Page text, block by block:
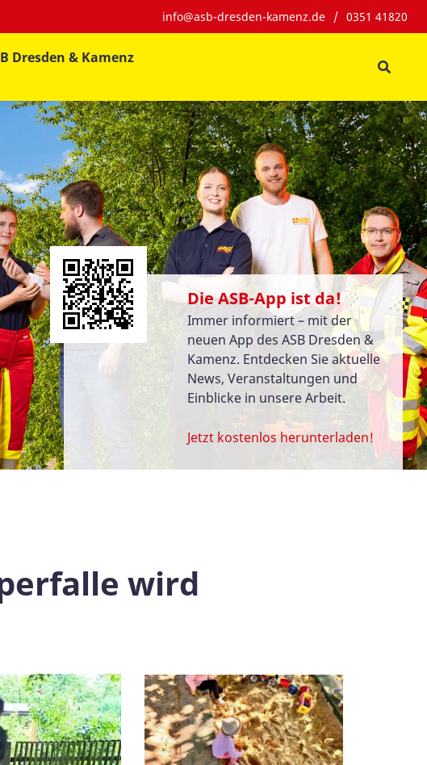
info@asb-dresden-kamenz.de / 0351 41820
Dresden & Kamenz
Die ASB-App ist da!
Immer informiert – mit der
neuen App des ASB Dresden &
Kamenz. Entdecken Sie aktuelle
News, Veranstaltungen und
Einblicke in unsere Arbeit.
Jetzt kostenlos herunterladen!
wird